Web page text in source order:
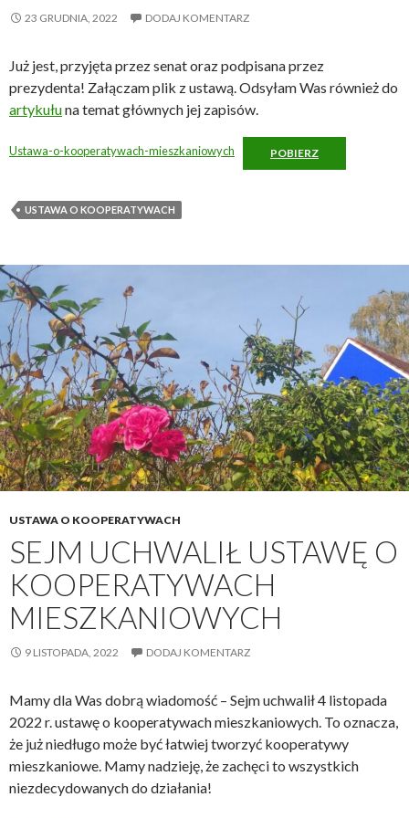
23 GRUDNIA, 2022 DODAJ KOMENTARZ
Już jest, przyjęta przez senat oraz podpisana przez
prezydenta! Załączam plik z ustawą. Odsyłam Was również do
artykułuna temat głównych jej zapisów.
Ustawa-o-kooperatywach-mieszkaniowych POBIERZ
USTAWA O KOOPERATYWACH
USTAWA O KOOPERATYWACH
SEJM UCHWALIŁ USTAWĘ O
KOOPERATYWACH
MIESZKANIOWYCH
9 LISTOPADA, 2022 DODAJ KOMENTARZ
Mamy dla Was dobrą wiadomość – Sejm uchwalił 4 listopada
2022 r. ustawę o kooperatywach mieszkaniowych. To oznacza,
że już niedługo może być łatwiej tworzyć kooperatywy
mieszkaniowe. Mamy nadzieję, że zachęci to wszystkich
niezdecydowanych do działania!